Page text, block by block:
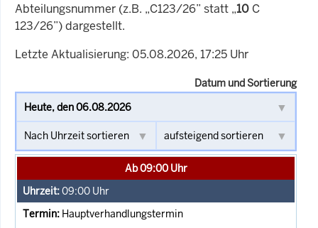
Abteilungsnummer (z.B. „C123/26” statt „10 C
123/26”) dargestellt.
Letzte Aktualisierung: 05.08.2026, 17:25 Uhr
Datum und Sortierung
Ab 09:00 Uhr
09:00 Uhr
Hauptverhandlungstermin